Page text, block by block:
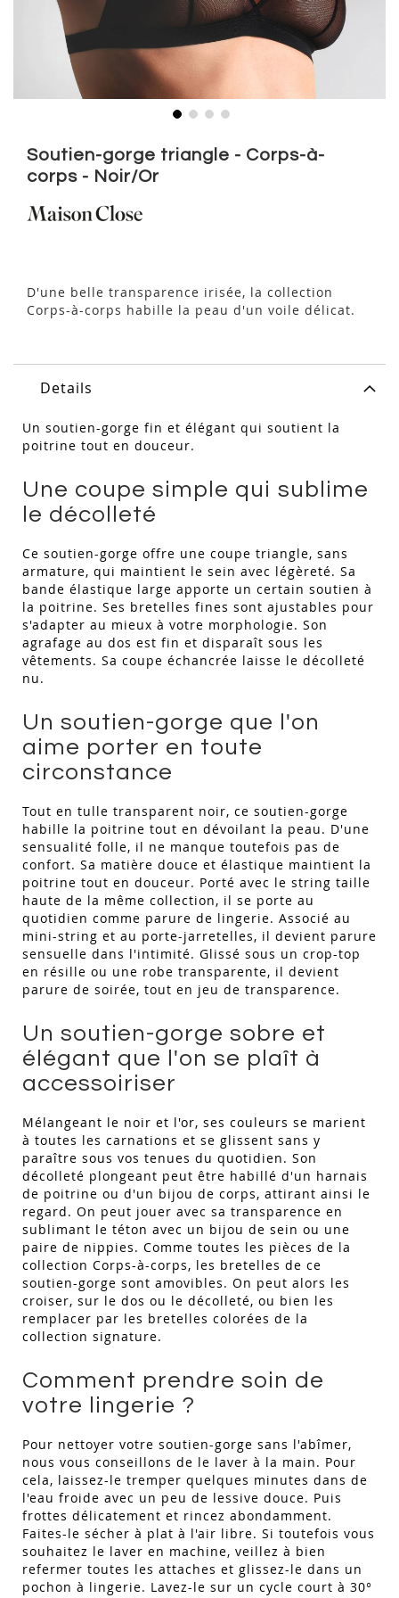
the
beginning
the
Soutien-gorge triangle - Corps-à-
corps - Noir/Or
D'une belle transparence irisée, la collection
Corps-à-corps habille la peau d'un voile délicat.
Details
Un soutien-gorge fin et élégant qui soutient la
poitrine tout en douceur.
Une coupe simple qui sublime
le décolleté
Ce soutien-gorge offre une coupe triangle, sans
armature, qui maintient le sein avec légèreté. Sa
bande élastique large apporte un certain soutien à
la poitrine. Ses bretelles fines sont ajustables pour
s'adapter au mieux à votre morphologie. Son
agrafage au dos est fin et disparaît sous les
vêtements. Sa coupe échancrée laisse le décolleté
nu.
Un soutien-gorge que l'on
aime porter en toute
circonstance
Tout en tulle transparent noir, ce soutien-gorge
habille la poitrine tout en dévoilant la peau. D'une
sensualité folle, il ne manque toutefois pas de
confort. Sa matière douce et élastique maintient la
poitrine tout en douceur. Porté avec le string taille
haute de la même collection, il se porte au
quotidien comme parure de lingerie. Associé au
mini-string et au porte-jarretelles, il devient parure
sensuelle dans l'intimité. Glissé sous un crop-top
en résille ou une robe transparente, il devient
parure de soirée, tout en jeu de transparence.
Un soutien-gorge sobre et
élégant que l'on se plaît à
accessoiriser
Mélangeant le noir et l'or, ses couleurs se marient
à toutes les carnations et se glissent sans y
paraître sous vos tenues du quotidien. Son
décolleté plongeant peut être habillé d'un harnais
de poitrine ou d'un bijou de corps, attirant ainsi le
regard. On peut jouer avec sa transparence en
sublimant le téton avec un bijou de sein ou une
paire de nippies. Comme toutes les pièces de la
collection Corps-à-corps, les bretelles de ce
soutien-gorge sont amovibles. On peut alors les
croiser, sur le dos ou le décolleté, ou bien les
remplacer par les bretelles colorées de la
collection signature.
Comment prendre soin de
votre lingerie ?
Pour nettoyer votre soutien-gorge sans l'abîmer,
nous vous conseillons de le laver à la main. Pour
cela, laissez-le tremper quelques minutes dans de
l'eau froide avec un peu de lessive douce. Puis
frottes délicatement et rincez abondamment.
Faites-le sécher à plat à l'air libre. Si toutefois vous
souhaitez le laver en machine, veillez à bien
refermer toutes les attaches et glissez-le dans un
pochon à lingerie. Lavez-le sur un cycle court à 30°